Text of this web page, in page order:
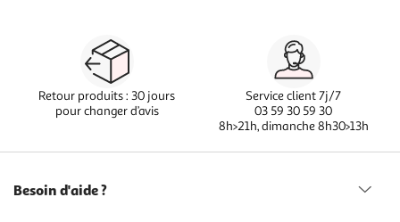
Retour produits : 30 jours
pour changer d’avis
Service client 7j/7
03 59 30 59 30
8h>21h, dimanche 8h30>13h
Besoin d'aide ?